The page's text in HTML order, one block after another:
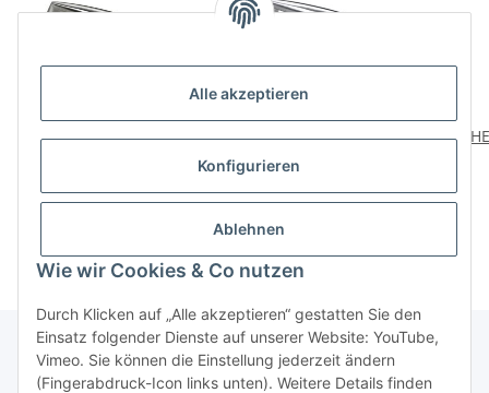
Alle akzeptieren
Konfigurieren
Ablehnen
Wie wir Cookies & Co nutzen
Durch Klicken auf „Alle akzeptieren“ gestatten Sie den
Einsatz folgender Dienste auf unserer Website: YouTube,
Vimeo. Sie können die Einstellung jederzeit ändern
(Fingerabdruck-Icon links unten). Weitere Details finden
HETTICH Möbelgriff,
Edelstahl-Optik, 116 x 11
HETTICH Griff,
Zinkdruckguss,
96mm